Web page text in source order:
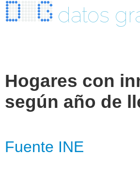
datos
Hogares con
según año de
Fuente INE